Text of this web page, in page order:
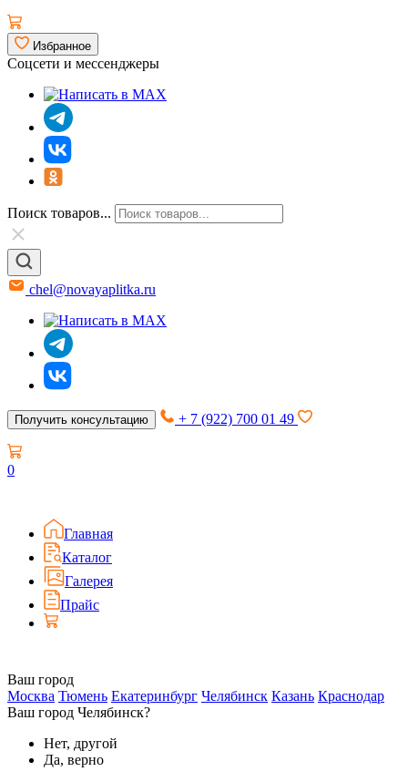
Избранное
Соцсети и мессенджеры
Поиск товаров...
chel@novayaplitka.ru
Получить консультацию + 7 (922) 700 01 49
0
Главная
Каталог
Галерея
Прайс
Ваш город
Москва Тюмень Екатеринбург Челябинск Казань Краснодар
Ваш город Челябинск?
Нет, другой
Да, верно